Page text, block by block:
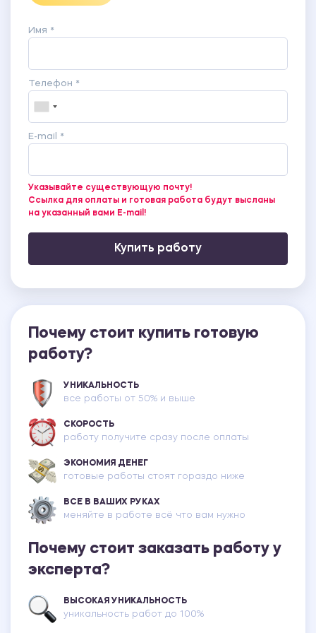
Имя *
Телефон *
E-mail *
Указывайте существующую почту!
Ссылка для оплаты и готовая работа будут высланы
на указанный вами E-mail!
Купить работу
Почему стоит купить готовую
работу?
УНИКАЛЬНОСТЬ
все работы от 50% и выше
СКОРОСТЬ
работу получите сразу после оплаты
ЭКОНОМИЯ ДЕНЕГ
готовые работы стоят гораздо ниже
ВСЕ В ВАШИХ РУКАХ
меняйте в работе всё что вам нужно
Почему стоит заказать работу у
эксперта?
ВЫСОКАЯ УНИКАЛЬНОСТЬ
уникальность работ до 100%